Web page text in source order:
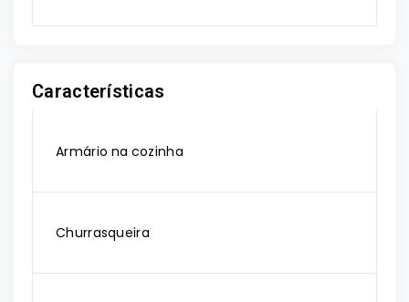
Características
Armário na cozinha
Churrasqueira